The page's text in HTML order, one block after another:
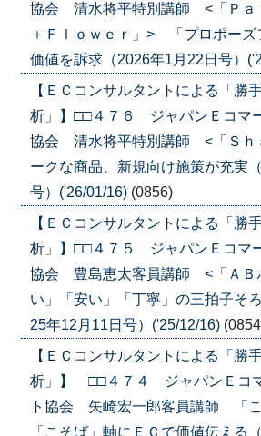
協会 清水将平特別講師 <「Ｐａ
＋Ｆｌｏｗｅｒ」> 「プロポーズ
価値を訴求（2026年1月22日号）
【ＥＣコンサルタントによる「勝
析」】□□４７６ ジャパンＥコマ
協会 清水将平特別講師 <「Ｓｈ
ークな商品、新規向け施策が充実
号）('26/01/16) (0856)
【ＥＣコンサルタントによる「勝
析」】□□４７５ ジャパンＥコマ
協会 豊島恵太客員講師 <「ＡＢ
い」「安い」「丁寧」の三拍子そ
25年12月11日号）('25/12/16)
【ＥＣコンサルタントによる「勝
析」】 □□４７４ ジャパンＥコ
ト協会 矢崎宏一郎客員講師 「
「こそば」軸にＥＣで価値伝える